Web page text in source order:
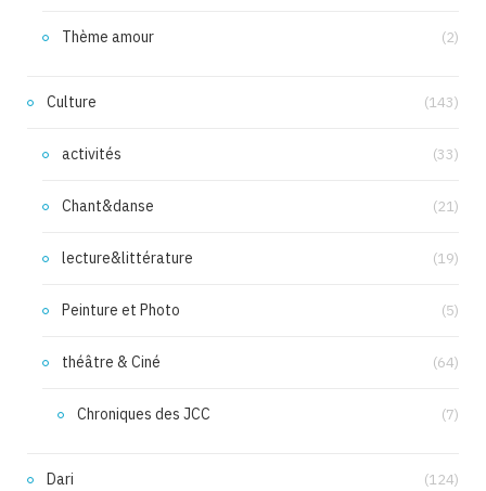
Thème amour (2)
Culture (143)
activités (33)
Chant&danse (21)
lecture&littérature (19)
Peinture et Photo (5)
théâtre & Ciné (64)
Chroniques des JCC (7)
Dari (124)